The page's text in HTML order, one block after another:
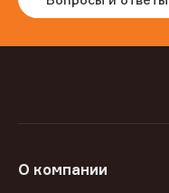
О компании